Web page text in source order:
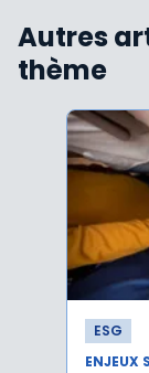
Autres
thème
ESG
ENJEUX